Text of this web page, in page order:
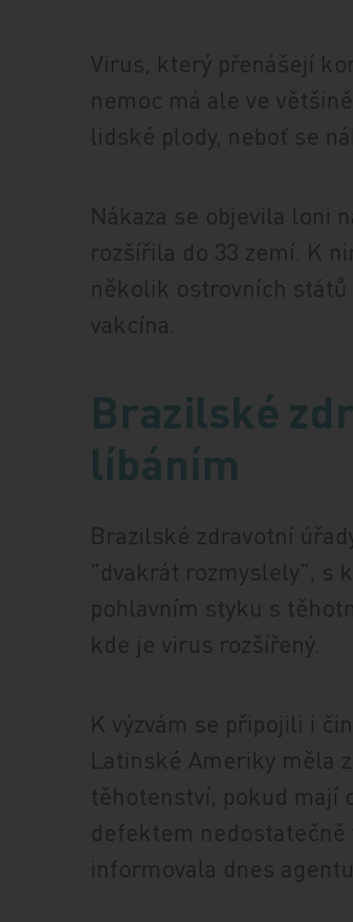
Virus, který přenášejí
nemoc má ale ve
lidské plody, neboť se
Nákaza se objevila loni
rozšířila do 33 zemí. K
několik ostrovních
vakcína.
Brazilské
líbáním
Brazilské zdravotní
"dvakrát rozmyslely", s
pohlavním styku s
kde je virus rozšířený.
K výzvám se připojili i
Latinské Ameriky měla
těhotenství, pokud mají
defektem nedostatečně
informovala dnes